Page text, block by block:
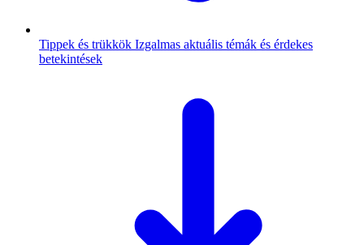
Tippek és trükkök Izgalmas aktuális témák és érdekes
betekintések